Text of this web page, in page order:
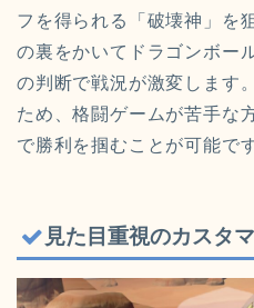
フを得られる「破壊神」を
の裏をかいてドラゴンボー
の判断で戦況が激変します
ため、格闘ゲームが苦手な
で勝利を掴むことが可能です
見た目重視のカスタ